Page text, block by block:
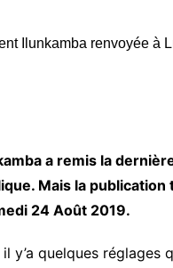
a remis la
Mais la publication
24 Août 2019.
y’a quelques réglages